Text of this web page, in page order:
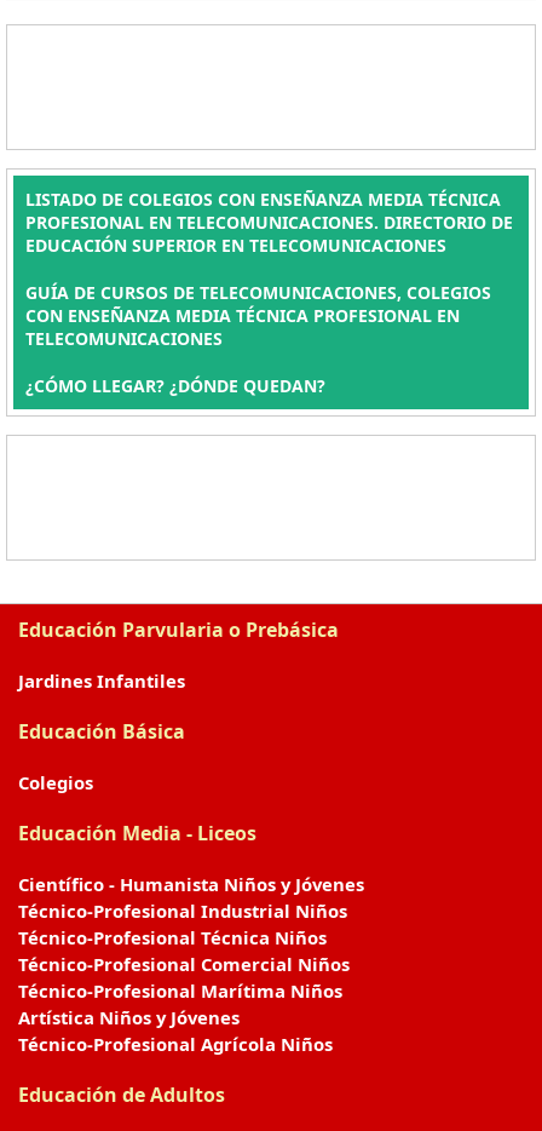
LISTADO DE COLEGIOS CON ENSEÑANZA MEDIA TÉCNICA
PROFESIONAL EN TELECOMUNICACIONES. DIRECTORIO DE
EDUCACIÓN SUPERIOR EN TELECOMUNICACIONES
GUÍA DE CURSOS DE TELECOMUNICACIONES, COLEGIOS
CON ENSEÑANZA MEDIA TÉCNICA PROFESIONAL EN
TELECOMUNICACIONES
¿CÓMO LLEGAR? ¿DÓNDE QUEDAN?
Educación Parvularia o Prebásica
Jardines Infantiles
Educación Básica
Colegios
Educación Media - Liceos
Científico - Humanista Niños y Jóvenes
Técnico-Profesional Industrial Niños
Técnico-Profesional Técnica Niños
Técnico-Profesional Comercial Niños
Técnico-Profesional Marítima Niños
Artística Niños y Jóvenes
Técnico-Profesional Agrícola Niños
Educación de Adultos